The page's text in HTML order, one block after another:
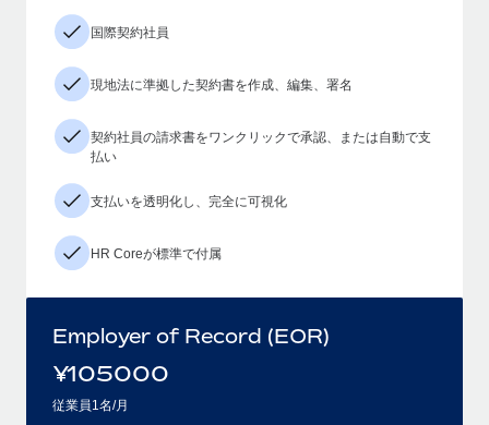
国際契約社員
現地法に準拠した契約書を作成、編集、署名
契約社員の請求書をワンクリックで承認、または自動で支
払い
支払いを透明化し、完全に可視化
HR Coreが標準で付属
Employer of Record (EOR)
¥105000
従業員1名/月